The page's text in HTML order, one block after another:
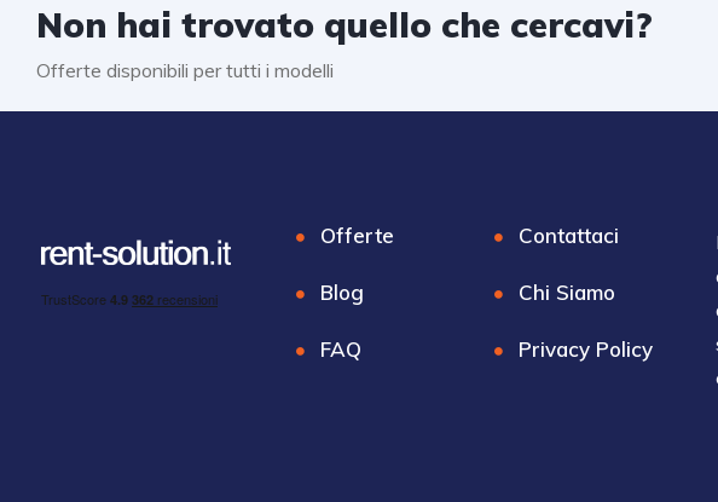
Non hai trovato quello che cercavi?
Offerte disponibili per tutti i modelli
Offerte Contattaci
Blog Chi Siamo
FAQ Privacy Policy